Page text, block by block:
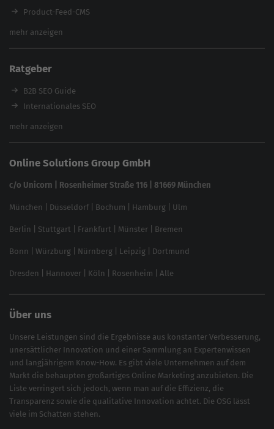
Product-Feed-CMS
Website Analyse
Backlink-Check
Ladezeiten-Check
Brand Protection Tool
Website SEO Check
feed2content.ai
mehr anzeigen
Ratgeber
B2B SEO Guide
Internationales SEO
eCommerce SEO
In ChatGPT gefunden werden
Linkbuilding 2025
Local SEO
SEO für Online Shops
Brand Monitoring 2025
mehr anzeigen
Online Solutions Group GmbH
c/o Unicorn | Rosenheimer Straße 116 | 81669 München
München Düsseldorf| Bochum Hamburg Ulm
Berlin Stuttgart Frankfurt Münster Bremen
Bonn Würzburg Nürnberg Leipzig Dortmund
Dresden Hannover Köln Rosenheim Alle
Über uns
Unsere Leistungen sind die Ergebnisse aus konstanter Verbesserung,
unersättlicher Innovation und einer Sammlung an Expertenwissen
und langjährigem Know-How. Es gibt viele Unternehmen auf dem
Markt die behaupten großartiges Online Marketing anzubieten. Die
Liste verringert sich jedoch, wenn man auf die Effizienz, die
Transparenz sowie die qualitative Innovation achtet. Die OSG lässt
viele im Schatten stehen.